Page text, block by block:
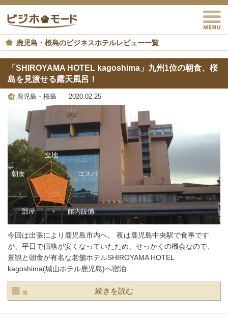
鹿児島・桜島のビジネスホテルレビュー一覧
「SHIROYAMA HOTEL kagoshima」九州1位の朝食、桜
島を見渡せる露天風呂！
鹿児島・桜島 2020.02.25
今回は出張により鹿児島市内へ。 夜は鹿児島中央駅で食事です
が、平日で価格が安くなっていたため、せっかくの機会なので、
景観と朝食が有名な老舗ホテルSHIROYAMA HOTEL
kagoshima(城山ホテル鹿児島)へ宿泊…
続きを読む